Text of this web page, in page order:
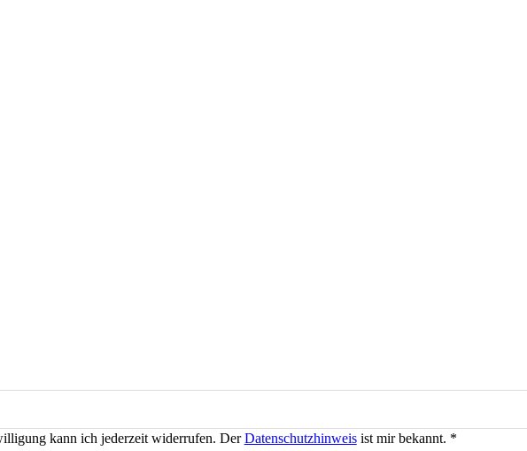
kann ich jederzeit widerrufen. DerDatenschutzhinweisist mir bekannt. *